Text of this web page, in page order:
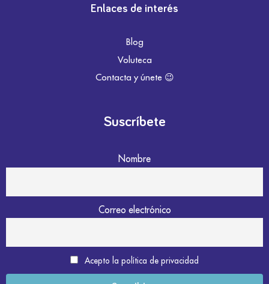
Enlaces de interés
Blog
Voluteca
Contacta y únete 😉
Suscríbete
Nombre
Correo electrónico
Acepto la política de privacidad